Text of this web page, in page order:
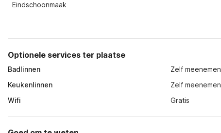
Eindschoonmaak
Optionele services ter plaatse
Badlinnen
Zelf meenemen
Keukenlinnen
Zelf meenemen
Wifi
Gratis